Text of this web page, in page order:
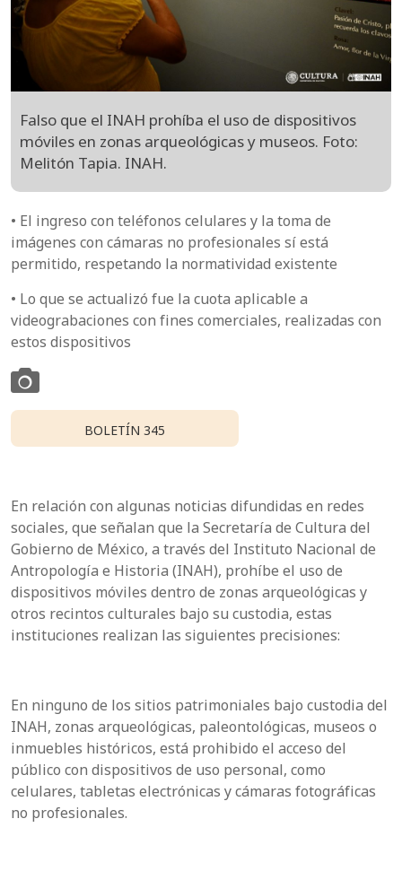
Falso que el INAH prohíba el uso de dispositivos
móviles en zonas arqueológicas y museos. Foto:
Melitón Tapia. INAH.
• El ingreso con teléfonos celulares y la toma de
imágenes con cámaras no profesionales sí está
permitido, respetando la normatividad existente
• Lo que se actualizó fue la cuota aplicable a
videograbaciones con fines comerciales, realizadas con
estos dispositivos
BOLETÍN 345
En relación con algunas noticias difundidas en redes
sociales, que señalan que la Secretaría de Cultura del
Gobierno de México, a través del Instituto Nacional de
Antropología e Historia (INAH), prohíbe el uso de
dispositivos móviles dentro de zonas arqueológicas y
otros recintos culturales bajo su custodia, estas
instituciones realizan las siguientes precisiones:
En ninguno de los sitios patrimoniales bajo custodia del
INAH, zonas arqueológicas, paleontológicas, museos o
inmuebles históricos, está prohibido el acceso del
público con dispositivos de uso personal, como
celulares, tabletas electrónicas y cámaras fotográficas
no profesionales.